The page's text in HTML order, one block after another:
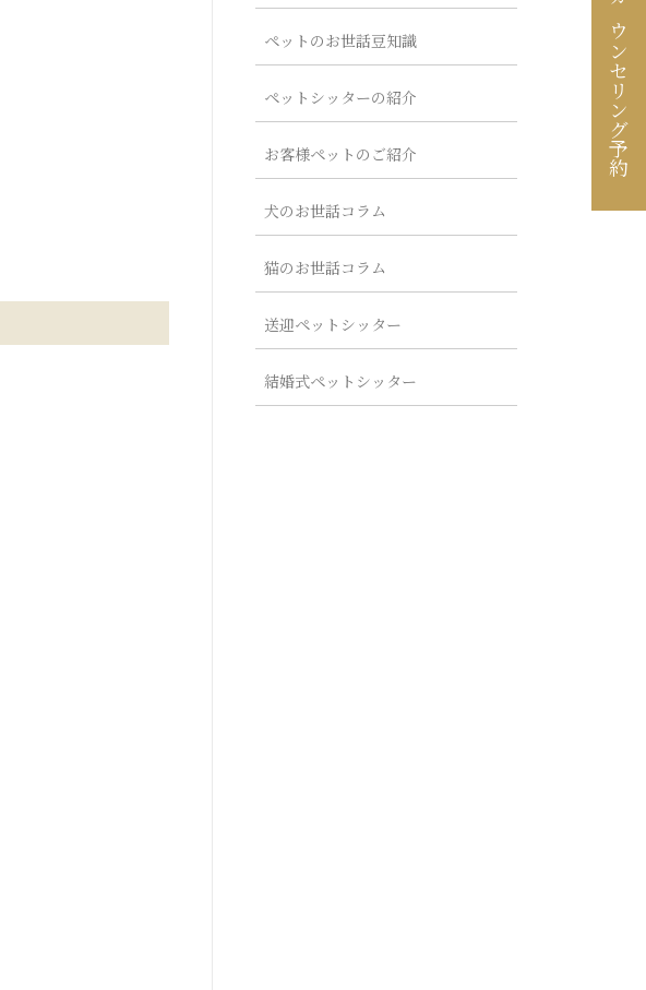
ペットのお世話豆知識
ペットシッターの紹介
お客様ペットのご紹介
犬のお世話コラム
猫のお世話コラム
送迎ペットシッター
結婚式ペットシッター
カウンセリング予約